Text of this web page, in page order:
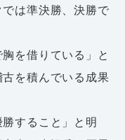
は準決勝、決勝で
を借りている」と
を積んでいる成果
すること」と明